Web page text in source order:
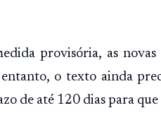
provisória, as
o texto ainda
de até 120 dias para